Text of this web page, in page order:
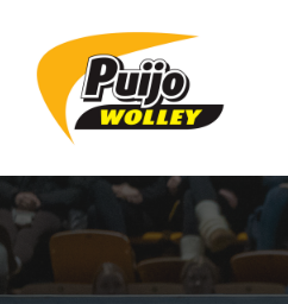
sivun
sisältöön
Sivuston etusivulle